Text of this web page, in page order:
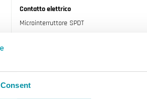
Consent
Contatto elettrico
Microinterruttore SPDT